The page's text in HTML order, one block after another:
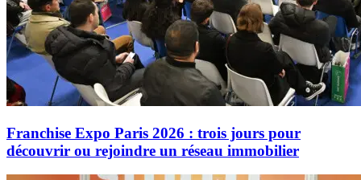
Franchise Expo Paris 2026 : trois jours pour
découvrir ou rejoindre un réseau immobilier